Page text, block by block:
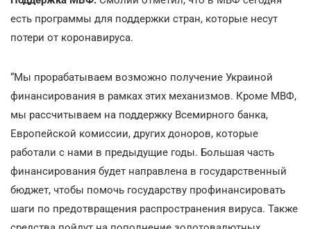
есть программы для поддержки стран, которые несут
потери от коронавируса.
“Мы прорабатываем возможно получение Украиной
финансирования в рамках этих механизмов. Кроме МВФ,
мы рассчитываем на поддержку Всемирного банка,
Европейской комиссии, других доноров, которые
работали с нами в предыдущие годы. Большая часть
финансирования будет направлена в государственный
бюджет, чтобы помочь государству профинансировать
шаги по предотвращения распространения вируса. Также